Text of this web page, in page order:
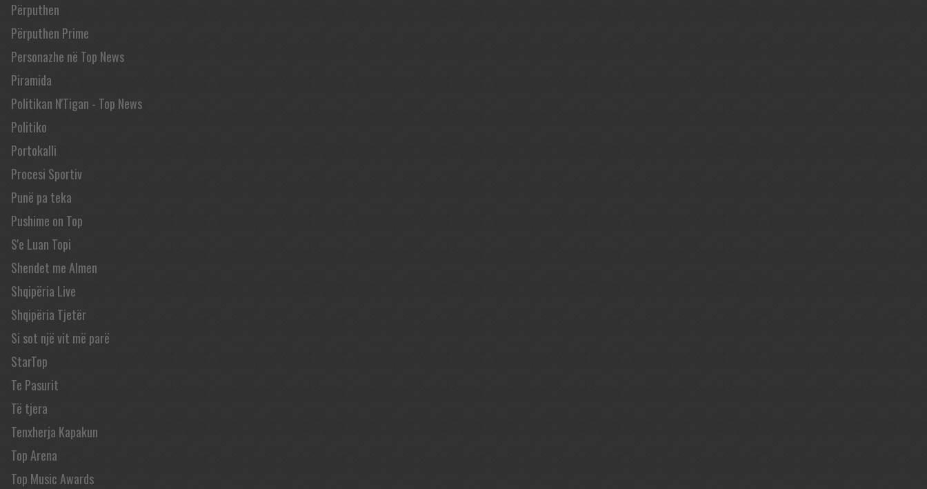
Përputhen
Përputhen Prime
Personazhe në Top News
Piramida
Politikan N'Tigan - Top News
Politiko
Portokalli
Procesi Sportiv
Punë pa teka
Pushime on Top
S'e Luan Topi
Shendet me Almen
Shqipëria Live
Shqipëria Tjetër
Si sot një vit më parë
StarTop
Te Pasurit
Të tjera
Tenxherja Kapakun
Top Arena
Top Music Awards